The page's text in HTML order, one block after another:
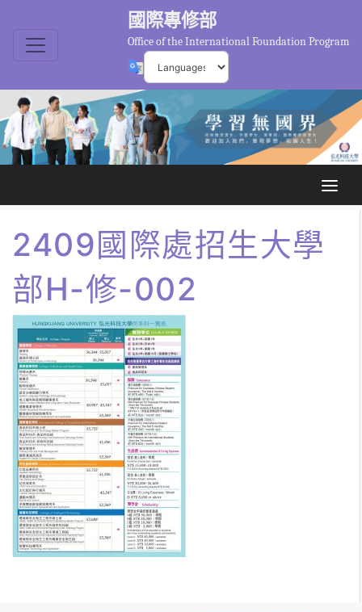
國際專修部
Office of the International Foundation Program
2409國際處招生大學
部H-修-002